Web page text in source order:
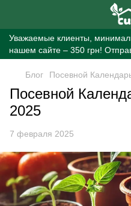
Уважаемые клиенты,
нашем сайте – 350 грн!
Блог Посевной
Посевной
2025
7 февраля 2025